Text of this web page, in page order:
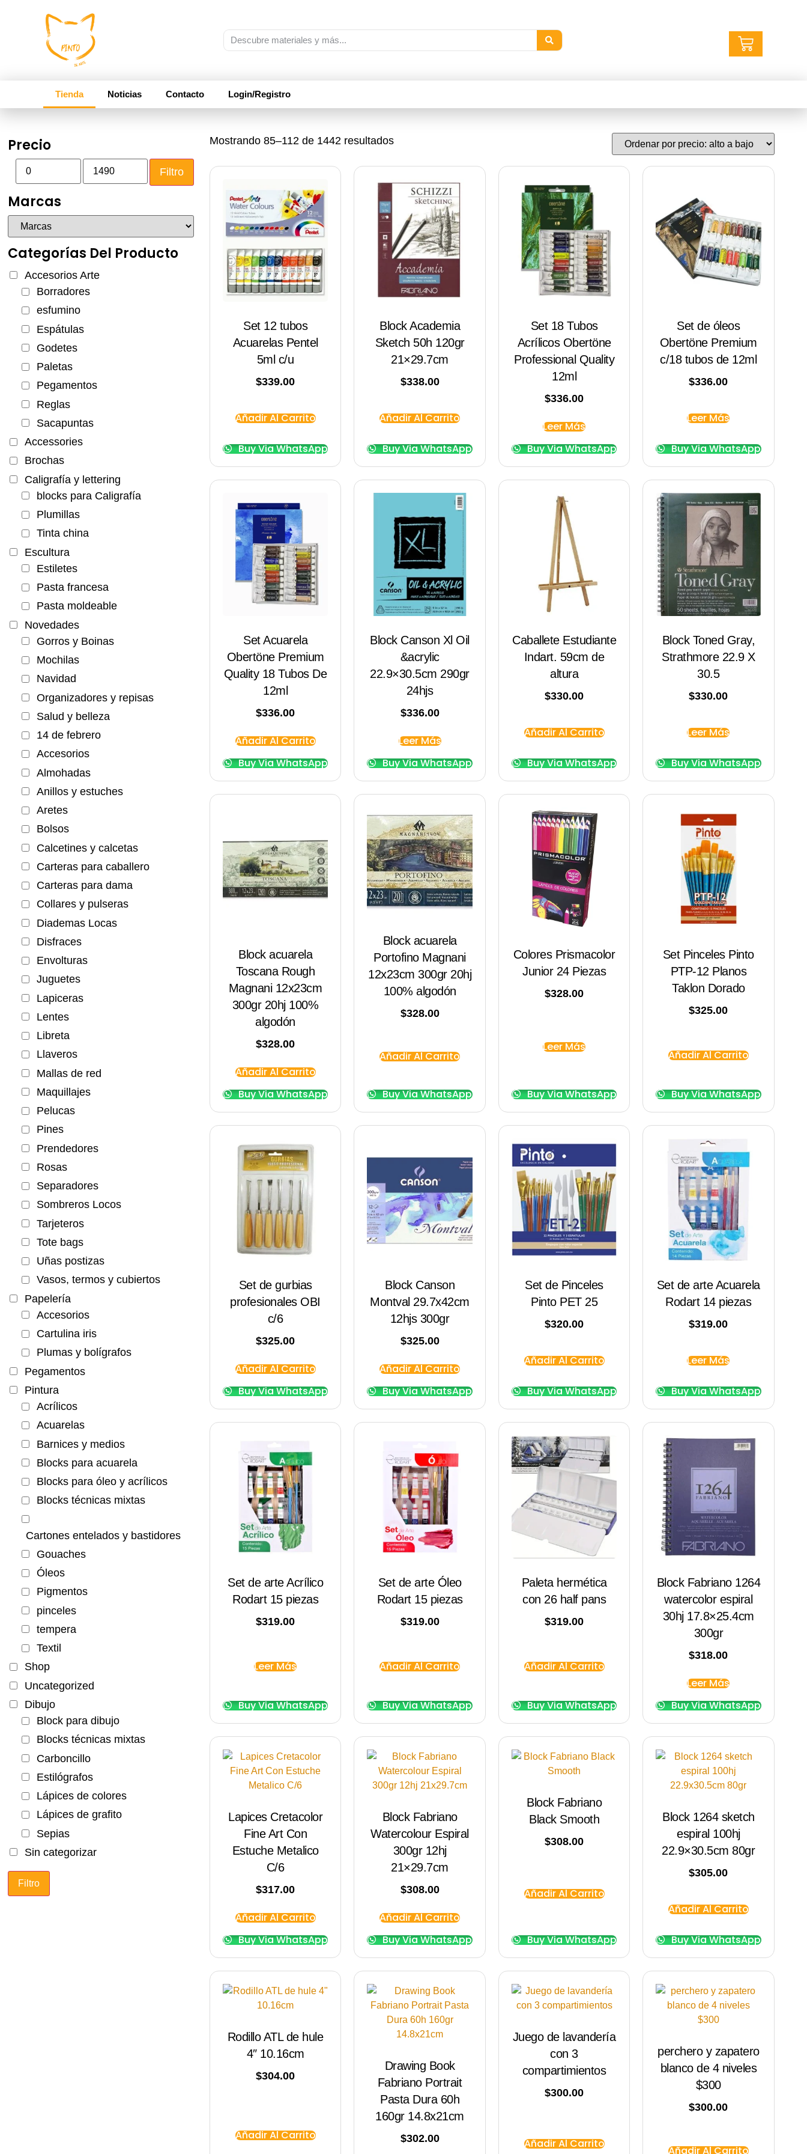
Tienda Noticias Contacto Login/Registro
Precio
Filtro
Marcas
Categorías Del Producto
Accesorios Arte
Borradores
esfumino
Espátulas
Godetes
Paletas
Pegamentos
Reglas
Sacapuntas
Accessories
Brochas
Caligrafía y lettering
blocks para Caligrafía
Plumillas
Tinta china
Escultura
Estiletes
Pasta francesa
Pasta moldeable
Novedades
Gorros y Boinas
Mochilas
Navidad
Organizadores y repisas
Salud y belleza
14 de febrero
Accesorios
Almohadas
Anillos y estuches
Aretes
Bolsos
Calcetines y calcetas
Carteras para caballero
Carteras para dama
Collares y pulseras
Diademas Locas
Disfraces
Envolturas
Juguetes
Lapiceras
Lentes
Libreta
Llaveros
Mallas de red
Maquillajes
Pelucas
Pines
Prendedores
Rosas
Separadores
Sombreros Locos
Tarjeteros
Tote bags
Uñas postizas
Vasos, termos y cubiertos
Papelería
Accesorios
Cartulina iris
Plumas y bolígrafos
Pegamentos
Pintura
Acrílicos
Acuarelas
Barnices y medios
Blocks para acuarela
Blocks para óleo y acrílicos
Blocks técnicas mixtas
Cartones entelados y bastidores
Gouaches
Óleos
Pigmentos
pinceles
tempera
Textil
Shop
Uncategorized
Dibujo
Block para dibujo
Blocks técnicas mixtas
Carboncillo
Estilógrafos
Lápices de colores
Lápices de grafito
Sepias
Sin categorizar
Filtro
Mostrando 85–112 de 1442 resultados
Set 12 tubos
Acuarelas Pentel
5ml c/u
$339.00
Añadir Al Carrito
Buy Via WhatsApp
Block Academia
Sketch 50h 120gr
21×29.7cm
$338.00
Añadir Al Carrito
Buy Via WhatsApp
Set 18 Tubos
Acrílicos Obertöne
Professional Quality
12ml
$336.00
Leer Más
Buy Via WhatsApp
Set de óleos
Obertöne Premium
c/18 tubos de 12ml
$336.00
Leer Más
Buy Via WhatsApp
Set Acuarela
Obertöne Premium
Quality 18 Tubos De
12ml
$336.00
Añadir Al Carrito
Buy Via WhatsApp
Block Canson Xl Oil
&acrylic
22.9×30.5cm 290gr
24hjs
$336.00
Leer Más
Buy Via WhatsApp
Caballete Estudiante
Indart. 59cm de
altura
$330.00
Añadir Al Carrito
Buy Via WhatsApp
Block Toned Gray,
Strathmore 22.9 X
30.5
$330.00
Leer Más
Buy Via WhatsApp
Block acuarela
Toscana Rough
Magnani 12x23cm
300gr 20hj 100%
algodón
$328.00
Añadir Al Carrito
Buy Via WhatsApp
Block acuarela
Portofino Magnani
12x23cm 300gr 20hj
100% algodón
$328.00
Añadir Al Carrito
Buy Via WhatsApp
Colores Prismacolor
Junior 24 Piezas
$328.00
Leer Más
Buy Via WhatsApp
Set Pinceles Pinto
PTP-12 Planos
Taklon Dorado
$325.00
Añadir Al Carrito
Buy Via WhatsApp
Set de gurbias
profesionales OBI
c/6
$325.00
Añadir Al Carrito
Buy Via WhatsApp
Block Canson
Montval 29.7x42cm
12hjs 300gr
$325.00
Añadir Al Carrito
Buy Via WhatsApp
Set de Pinceles
Pinto PET 25
$320.00
Añadir Al Carrito
Buy Via WhatsApp
Set de arte Acuarela
Rodart 14 piezas
$319.00
Leer Más
Buy Via WhatsApp
Set de arte Acrílico
Rodart 15 piezas
$319.00
Leer Más
Buy Via WhatsApp
Set de arte Óleo
Rodart 15 piezas
$319.00
Añadir Al Carrito
Buy Via WhatsApp
Paleta hermética
con 26 half pans
$319.00
Añadir Al Carrito
Buy Via WhatsApp
Block Fabriano 1264
watercolor espiral
30hj 17.8×25.4cm
300gr
$318.00
Leer Más
Buy Via WhatsApp
Lapices Cretacolor
Fine Art Con
Estuche Metalico
C/6
$317.00
Añadir Al Carrito
Buy Via WhatsApp
Block Fabriano
Watercolour Espiral
300gr 12hj
21×29.7cm
$308.00
Añadir Al Carrito
Buy Via WhatsApp
Block Fabriano
Black Smooth
$308.00
Añadir Al Carrito
Buy Via WhatsApp
Block 1264 sketch
espiral 100hj
22.9×30.5cm 80gr
$305.00
Añadir Al Carrito
Buy Via WhatsApp
Rodillo ATL de hule
4″ 10.16cm
$304.00
Añadir Al Carrito
Drawing Book
Fabriano Portrait
Pasta Dura 60h
160gr 14.8x21cm
$302.00
Juego de lavandería
con 3
compartimientos
$300.00
Añadir Al Carrito
perchero y zapatero
blanco de 4 niveles
$300
$300.00
Añadir Al Carrito